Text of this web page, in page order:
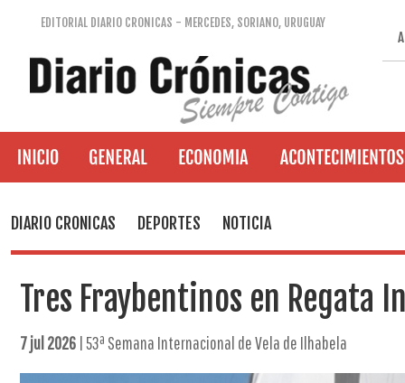
EDITORIAL DIARIO CRONICAS - MERCEDES, SORIANO, URUGUAY
DIARIO CRONICAS DEPORTES NOTICIA
Tres Fraybentinos en Regata
7 jul 2026 | 53ª Semana Internacional de Vela de Ilhabela